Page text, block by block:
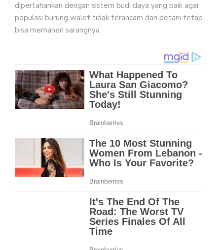
dipertahankan dengan sistem budi daya yang baik agar
populasi burung walet tidak terancam dan petani tetap
bisa memanen sarangnya.